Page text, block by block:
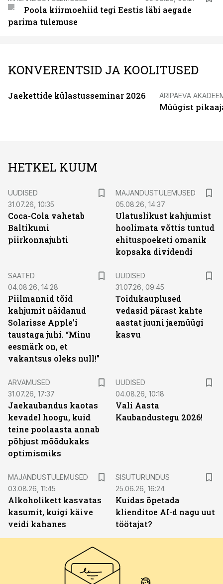
Poola kiirmoehiid tegi Eestis läbi aegade
parima tulemuse
KONVERENTSID JA KOOLITUSED
Jaekettide külastusseminar 2026 ÄRIPÄEVA
Müügist
HETKEL KUUM
UUDISED
31.07.26, 10:35
Coca-Cola vahetab
Baltikumi
piirkonnajuhti
MAJANDUSTULEMUSED
05.08.26, 14:37
Ulatuslikust kahjumist
hoolimata võttis tuntud
ehituspoeketi omanik
kopsaka dividendi
SAATED
04.08.26, 14:28
Piilmannid tõid
kahjumit näidanud
Solarisse Apple’i
taustaga juhi. “Minu
eesmärk on, et
vakantsus oleks null!”
UUDISED
31.07.26, 09:45
Toidukauplused
vedasid pärast kahte
aastat juuni jaemüügi
kasvu
ARVAMUSED
31.07.26, 17:37
Jaekaubandus kaotas
kevadel hoogu, kuid
teine poolaasta annab
põhjust mõõdukaks
optimismiks
UUDISED
04.08.26, 10:18
Vali Aasta
Kaubandustegu 2026!
MAJANDUSTULEMUSED
03.08.26, 11:45
Alkoholikett kasvatas
kasumit, kuigi käive
veidi kahanes
SISUTURUNDUS
25.06.26, 16:24
Kuidas õpetada
klienditoe AI-d nagu uut
töötajat?